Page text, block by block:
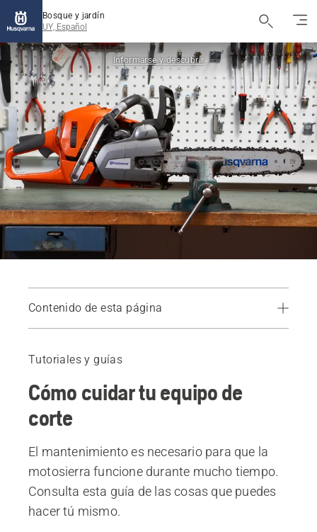
Bosque y jardín
UY, Español
Informarse y descubrir
Contenido de esta página
Mantenimiento de la espada
Sustitución de la espada
Productos recomendados
Tutoriales y guías
Cómo cuidar tu equipo de
corte
El mantenimiento es necesario para que la
motosierra funcione durante mucho tiempo.
Consulta esta guía de las cosas que puedes
hacer tú mismo.